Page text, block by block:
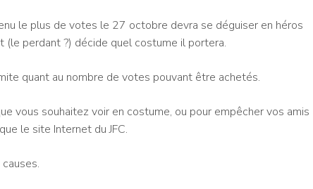
le plus de votes le 27 octobre devra se déguiser en héros
(le perdant ?) décide quel costume il portera.
quant au nombre de votes pouvant être achetés.
vous souhaitez voir en costume, ou pour empêcher vos amis
le site Internet du JFC.